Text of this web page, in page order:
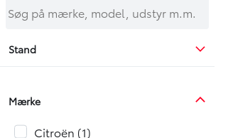
Stand
Mærke
Citroën 1